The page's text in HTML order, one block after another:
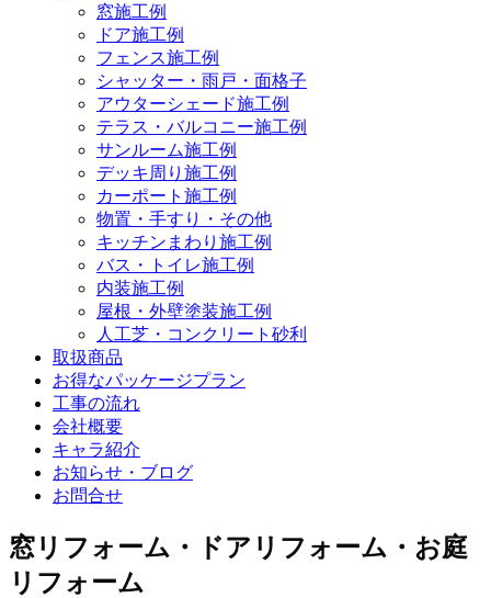
窓施工例
ドア施工例
フェンス施工例
シャッター・雨戸・面格子
アウターシェード施工例
テラス・バルコニー施工例
サンルーム施工例
デッキ周り施工例
カーポート施工例
物置・手すり・その他
キッチンまわり施工例
バス・トイレ施工例
内装施工例
屋根・外壁塗装施工例
人工芝・コンクリート砂利
取扱商品
お得なパッケージプラン
工事の流れ
会社概要
キャラ紹介
お知らせ・ブログ
お問合せ
窓リフォーム・ドアリフォーム・お庭
リフォーム